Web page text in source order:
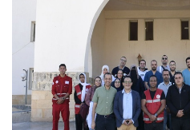
الدراسات العليا
الموظفون